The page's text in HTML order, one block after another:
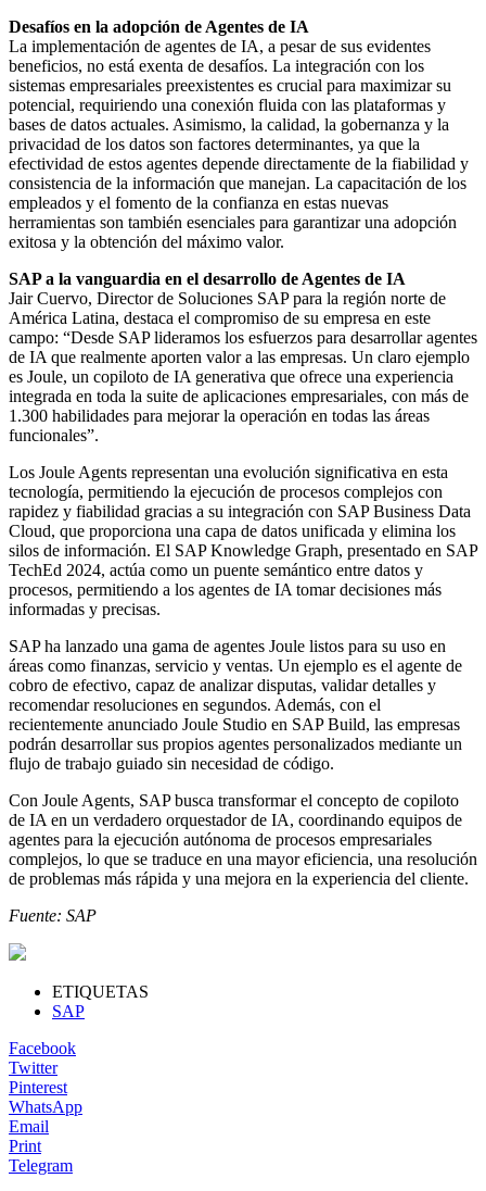
Desafíos en la adopción de Agentes de IA
La implementación de agentes de IA, a pesar de sus evidentes
beneficios, no está exenta de desafíos. La integración con los
sistemas empresariales preexistentes es crucial para maximizar su
potencial, requiriendo una conexión fluida con las plataformas y
bases de datos actuales. Asimismo, la calidad, la gobernanza y la
privacidad de los datos son factores determinantes, ya que la
efectividad de estos agentes depende directamente de la fiabilidad y
consistencia de la información que manejan. La capacitación de los
empleados y el fomento de la confianza en estas nuevas
herramientas son también esenciales para garantizar una adopción
exitosa y la obtención del máximo valor.
SAP a la vanguardia en el desarrollo de Agentes de IA
Jair Cuervo, Director de Soluciones SAP para la región norte de
América Latina, destaca el compromiso de su empresa en este
campo: “Desde SAP lideramos los esfuerzos para desarrollar agentes
de IA que realmente aporten valor a las empresas. Un claro ejemplo
es Joule, un copiloto de IA generativa que ofrece una experiencia
integrada en toda la suite de aplicaciones empresariales, con más de
1.300 habilidades para mejorar la operación en todas las áreas
funcionales”.
Los Joule Agents representan una evolución significativa en esta
tecnología, permitiendo la ejecución de procesos complejos con
rapidez y fiabilidad gracias a su integración con SAP Business Data
Cloud, que proporciona una capa de datos unificada y elimina los
silos de información. El SAP Knowledge Graph, presentado en SAP
TechEd 2024, actúa como un puente semántico entre datos y
procesos, permitiendo a los agentes de IA tomar decisiones más
informadas y precisas.
SAP ha lanzado una gama de agentes Joule listos para su uso en
áreas como finanzas, servicio y ventas. Un ejemplo es el agente de
cobro de efectivo, capaz de analizar disputas, validar detalles y
recomendar resoluciones en segundos. Además, con el
recientemente anunciado Joule Studio en SAP Build, las empresas
podrán desarrollar sus propios agentes personalizados mediante un
flujo de trabajo guiado sin necesidad de código.
Con Joule Agents, SAP busca transformar el concepto de copiloto
de IA en un verdadero orquestador de IA, coordinando equipos de
agentes para la ejecución autónoma de procesos empresariales
complejos, lo que se traduce en una mayor eficiencia, una resolución
de problemas más rápida y una mejora en la experiencia del cliente.
Fuente: SAP
ETIQUETAS
SAP
Facebook
Twitter
Pinterest
WhatsApp
Email
Print
Telegram